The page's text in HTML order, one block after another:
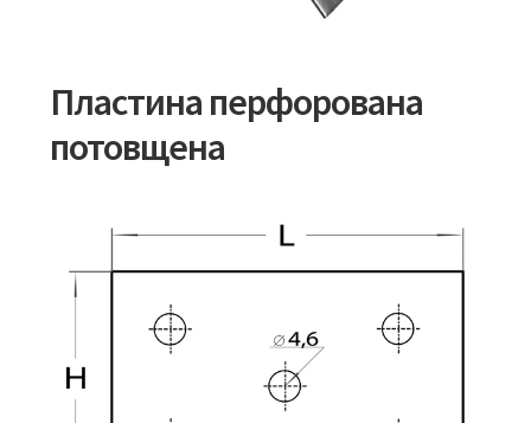
Пластина перфорована
потовщена